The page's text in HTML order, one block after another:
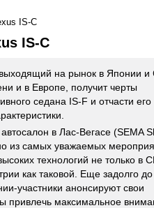
IS-C
IS-C
выходящий на рынок в Японии
и в Европе, получит черты
седана IS-F и отчасти его
в Лас-Вегасе (SEMA
из самых уважаемых
технологий не только в
как таковой. Еще задолго до
участники анонсируют свои
привлечь максимальное